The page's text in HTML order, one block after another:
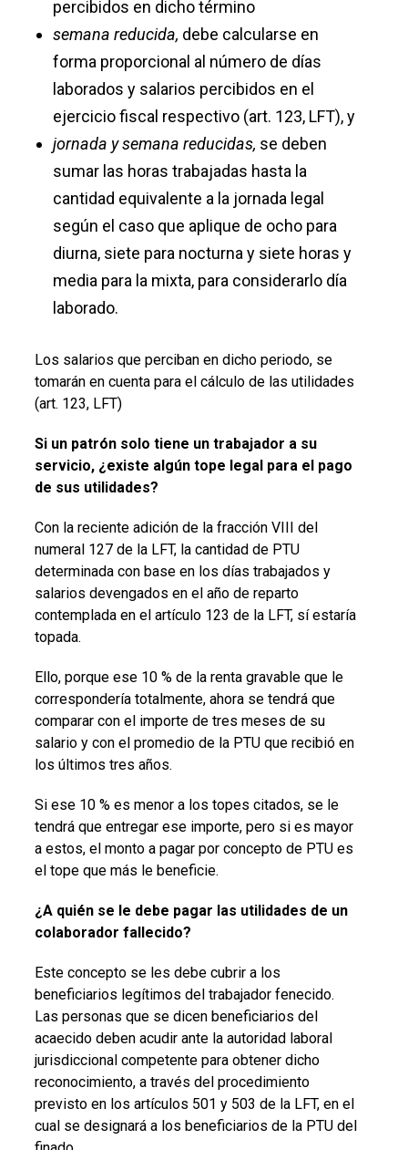
percibidos en dicho término
semana reducida, debe calcularse en
forma proporcional al número de días
laborados y salarios percibidos en el
ejercicio fiscal respectivo (art. 123, LFT), y
jornada y semana reducidas, se deben
sumar las horas trabajadas hasta la
cantidad equivalente a la jornada legal
según el caso que aplique de ocho para
diurna, siete para nocturna y siete horas y
media para la mixta, para considerarlo día
laborado.
Los salarios que perciban en dicho periodo, se
tomarán en cuenta para el cálculo de las utilidades
(art. 123, LFT)
Si un patrón solo tiene un trabajador a su
servicio, ¿existe algún tope legal para el pago
de sus utilidades?
Con la reciente adición de la fracción VIII del
numeral 127 de la LFT, la cantidad de PTU
determinada con base en los días trabajados y
salarios devengados en el año de reparto
contemplada en el artículo 123 de la LFT, sí estaría
topada.
Ello, porque ese 10 % de la renta gravable que le
correspondería totalmente, ahora se tendrá que
comparar con el importe de tres meses de su
salario y con el promedio de la PTU que recibió en
los últimos tres años.
Si ese 10 % es menor a los topes citados, se le
tendrá que entregar ese importe, pero si es mayor
a estos, el monto a pagar por concepto de PTU es
el tope que más le beneficie.
¿A quién se le debe pagar las utilidades de un
colaborador fallecido?
Este concepto se les debe cubrir a los
beneficiarios legítimos del trabajador fenecido.
Las personas que se dicen beneficiarios del
acaecido deben acudir ante la autoridad laboral
jurisdiccional competente para obtener dicho
reconocimiento, a través del procedimiento
previsto en los artículos 501 y 503 de la LFT, en el
cual se designará a los beneficiarios de la PTU del